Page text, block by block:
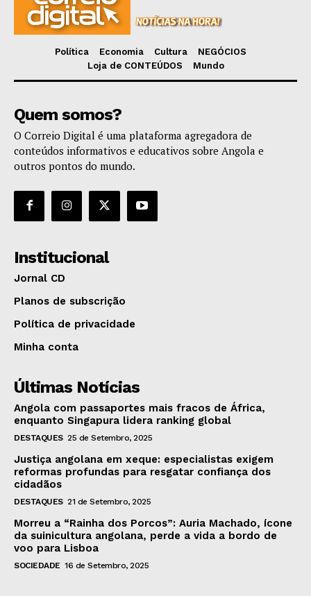
Política Economia Cultura
NEGÓCIOS
Loja de CONTEÚDOS
Mundo
Quem somos?
O Correio Digital é uma plataforma agregadora de
conteúdos informativos e educativos sobre Angola e
outros pontos do mundo.
Institucional
Jornal CD
Planos de subscrição
Política de privacidade
Minha conta
Últimas Notícias
Angola com passaportes mais fracos de África,
enquanto Singapura lidera ranking global
DESTAQUES 25 de Setembro, 2025
Justiça angolana em xeque: especialistas exigem
reformas profundas para resgatar confiança dos
cidadãos
DESTAQUES 21 de Setembro, 2025
Morreu a “Rainha dos Porcos”: Auria Machado, ícone
da suinicultura angolana, perde a vida a bordo de
voo para Lisboa
SOCIEDADE 16 de Setembro, 2025